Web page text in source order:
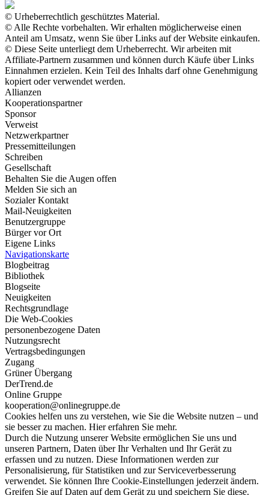
© Urheberrechtlich geschütztes Material.
© Alle Rechte vorbehalten. Wir erhalten möglicherweise einen
Anteil am Umsatz, wenn Sie über Links auf der Website einkaufen.
© Diese Seite unterliegt dem Urheberrecht. Wir arbeiten mit
Affiliate-Partnern zusammen und können durch Käufe über Links
Einnahmen erzielen. Kein Teil des Inhalts darf ohne Genehmigung
kopiert oder verwendet werden.
Allianzen
Kooperationspartner
Sponsor
Verweist
Netzwerkpartner
Pressemitteilungen
Schreiben
Gesellschaft
Behalten Sie die Augen offen
Melden Sie sich an
Sozialer Kontakt
Mail-Neuigkeiten
Benutzergruppe
Bürger vor Ort
Eigene Links
Navigationskarte
Blogbeitrag
Bibliothek
Blogseite
Neuigkeiten
Rechtsgrundlage
Die Web-Cookies
personenbezogene Daten
Nutzungsrecht
Vertragsbedingungen
Zugang
Grüner Übergang
DerTrend.de
Online Gruppe
kooperation@onlinegruppe.de
Cookies helfen uns zu verstehen, wie Sie die Website nutzen – und
sie besser zu machen. Hier erfahren Sie mehr.
Durch die Nutzung unserer Website ermöglichen Sie uns und
unseren Partnern, Daten über Ihr Verhalten und Ihr Gerät zu
erfassen und zu nutzen. Diese Informationen werden zur
Personalisierung, für Statistiken und zur Serviceverbesserung
verwendet. Sie können Ihre Cookie-Einstellungen jederzeit ändern.
Greifen Sie auf Daten auf dem Gerät zu und speichern Sie diese.